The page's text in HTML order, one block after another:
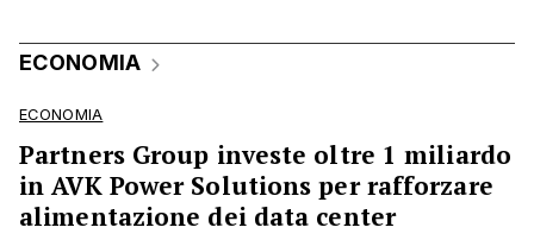
ECONOMIA
ECONOMIA
Partners Group investe oltre 1 miliardo
in AVK Power Solutions per rafforzare
alimentazione dei data center